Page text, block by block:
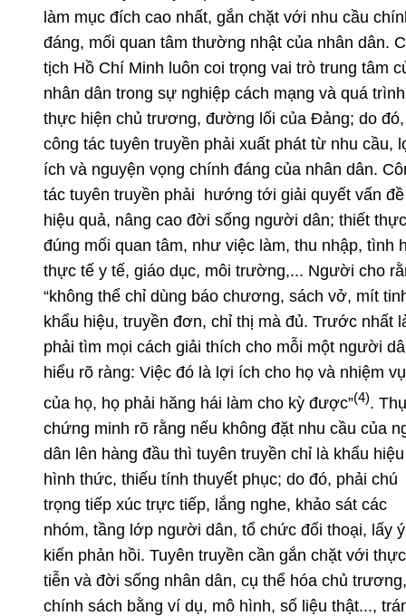
làm mục đích cao nhất, gắn chặt với nhu cầu
đáng, mối quan tâm thường nhật của nhân dân.
tịch Hồ Chí Minh luôn coi trọng vai trò trung tâm
nhân dân trong sự nghiệp cách mạng và quá trình
thực hiện chủ trương, đường lối của Đảng; do đó,
công tác tuyên truyền phải xuất phát từ nhu cầu,
ích và nguyện vọng chính đáng của nhân dân.
tác tuyên truyền phải hướng tới giải quyết vấn đề
hiệu quả, nâng cao đời sống người dân; thiết
đúng mối quan tâm, như việc làm, thu nhập, tình
thực tế y tế, giáo dục, môi trường,... Người cho
“không thể chỉ dùng báo chương, sách vở, mít
khẩu hiệu, truyền đơn, chỉ thị mà đủ. Trước nhất
phải tìm mọi cách giải thích cho mỗi một người
hiểu rõ ràng: Việc đó là lợi ích cho họ và nhiệm vụ
của họ, họ phải hăng hái làm cho kỳ được”(4).
chứng minh rõ rằng nếu không đặt nhu cầu của
dân lên hàng đầu thì tuyên truyền chỉ là khẩu hiệu
hình thức, thiếu tính thuyết phục; do đó, phải chú
trọng tiếp xúc trực tiếp, lắng nghe, khảo sát các
nhóm, tầng lớp người dân, tổ chức đối thoại, lấy ý
kiến phản hồi. Tuyên truyền cần gắn chặt với thực
tiễn và đời sống nhân dân, cụ thể hóa chủ trương,
chính sách bằng ví dụ, mô hình, số liệu thật...,